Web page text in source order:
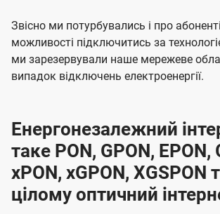
Звісно ми потурбувались і про
можливості підключитись за
ми зарезервували наше мережеве
випадок відключень електроенергії.
Енергонезалежний
таке PON, GPON, EPON,
xPON, xGPON, XGSPON
цілому оптичний